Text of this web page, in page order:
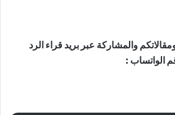
والمشاركة عبر بريد قراء الرد
الواتساب :